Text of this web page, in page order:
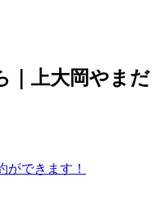
｜上大岡やまだ